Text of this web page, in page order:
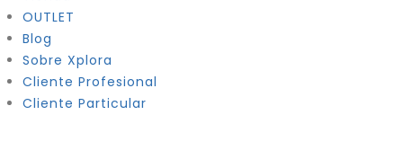
OUTLET
Blog
Sobre Xplora
Cliente Profesional
Cliente Particular